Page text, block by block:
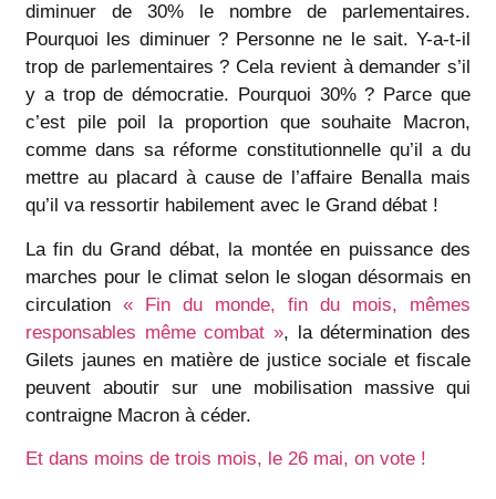
diminuer de 30% le nombre de parlementaires.
Pourquoi les diminuer ? Personne ne le sait. Y-a-t-il
trop de parlementaires ? Cela revient à demander s’il
y a trop de démocratie. Pourquoi 30% ? Parce que
c’est pile poil la proportion que souhaite Macron,
comme dans sa réforme constitutionnelle qu’il a du
mettre au placard à cause de l’affaire Benalla mais
qu’il va ressortir habilement avec le Grand débat !
La fin du Grand débat, la montée en puissance des
marches pour le climat selon le slogan désormais en
circulation « Fin du monde, fin du mois, mêmes
responsables même combat », la détermination des
Gilets jaunes en matière de justice sociale et fiscale
peuvent aboutir sur une mobilisation massive qui
contraigne Macron à céder.
Et dans moins de trois mois, le 26 mai, on vote !